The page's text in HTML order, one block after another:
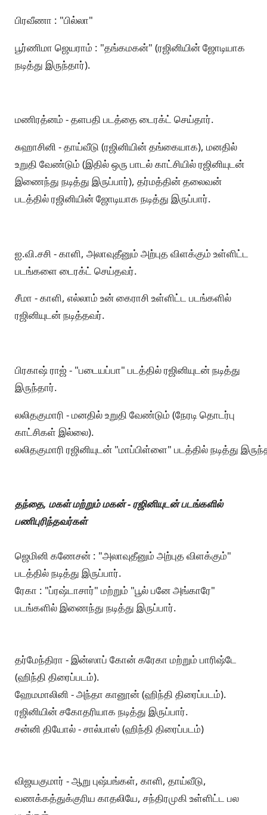
பிரவீணா : "பில்லா"
பூர்ணிமா ஜெயராம் : "தங்கமகன்" (ரஜினியின் ஜோடியாக
நடித்து இருந்தார்).
மணிரத்னம் - தளபதி படத்தை டைரக்ட் செய்தார்.
சுஹாசினி - தாய்வீடு (ரஜினியின் தங்கையாக), மனதில்
உறுதி வேண்டும் (இதில் ஒரு பாடல் காட்சியில் ரஜினியுடன்
இணைந்து நடித்து இருப்பார்), தர்மத்தின் தலைவன்
படத்தில் ரஜினியின் ஜோடியாக நடித்து இருப்பார்.
ஐ.வி.சசி - காளி, அலாவுதீனும் அற்புத விளக்கும் உள்ளிட்ட
படங்களை டைரக்ட் செய்தவர்.
சீமா - காளி, எல்லாம் உன் கைராசி உள்ளிட்ட படங்களில்
ரஜினியுடன் நடித்தவர்.
பிரகாஷ் ராஜ் - "படையப்பா" படத்தில் ரஜினியுடன் நடித்து
இருந்தார்.
லலிதகுமாரி - மனதில் உறுதி வேண்டும் (நேரடி தொடர்பு
காட்சிகள் இல்லை).
ல‌லித‌குமாரி ர‌ஜினியுட‌ன் "மாப்பிள்ளை" பட‌த்தில் ந‌டித்து
தந்தை, மகள் மற்றும் மகன் - ரஜினியுடன் படங்களில்
பணிபுரிந்தவர்கள்
ஜெமினி கணேசன் : "அலாவுதீனும் அற்புத விளக்கும்"
படத்தில் நடித்து இருப்பார்.
ரேகா : "ப்ரஷ்டாசார்" மற்றும் "பூல் பனே அங்காரே"
படங்களில் இணைந்து நடித்து இருப்பார்.
தர்மேந்திரா - இன்ஸாப் கோன் கரேகா மற்றும் பாரிஷ்டே
(ஹிந்தி திரைப்படம்).
ஹேமமாலினி - அந்தா கானூன் (ஹிந்தி திரைப்படம்).
ரஜினியின் சகோதரியாக நடித்து இருப்பார்.
சன்னி தியோல் - சால்பாஸ் (ஹிந்தி திரைப்படம்)
விஜயகுமார் - ஆறு புஷ்பங்கள், காளி, தாய்வீடு,
வணக்கத்துக்குரிய காதலியே, சந்திரமுகி உள்ளிட்ட பல